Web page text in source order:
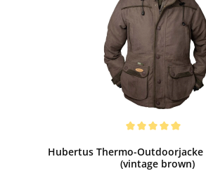
Hubertus Thermo-Outdoorjacke
(vintage brown)